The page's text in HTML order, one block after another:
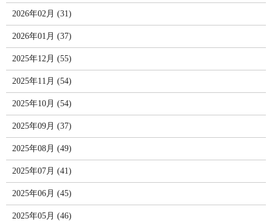
2026年02月 (31)
2026年01月 (37)
2025年12月 (55)
2025年11月 (54)
2025年10月 (54)
2025年09月 (37)
2025年08月 (49)
2025年07月 (41)
2025年06月 (45)
2025年05月 (46)